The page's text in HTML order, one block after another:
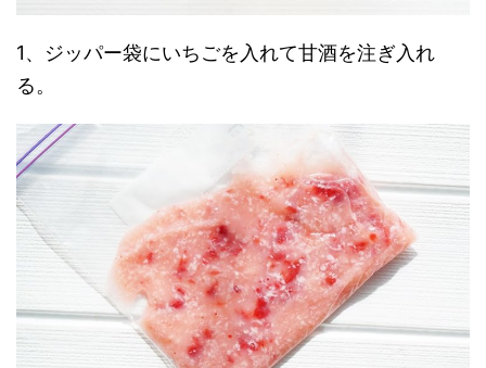
1、ジッパー袋にいちごを入れて甘酒を注ぎ入れ
る。